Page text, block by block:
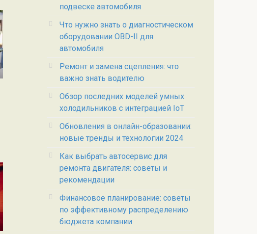
подвеске автомобиля
Что нужно знать о диагностическом
оборудовании OBD-II для
автомобиля
Ремонт и замена сцепления: что
важно знать водителю
Обзор последних моделей умных
холодильников с интеграцией IoT
Обновления в онлайн-образовании:
новые тренды и технологии 2024
Как выбрать автосервис для
ремонта двигателя: советы и
рекомендации
Финансовое планирование: советы
по эффективному распределению
бюджета компании